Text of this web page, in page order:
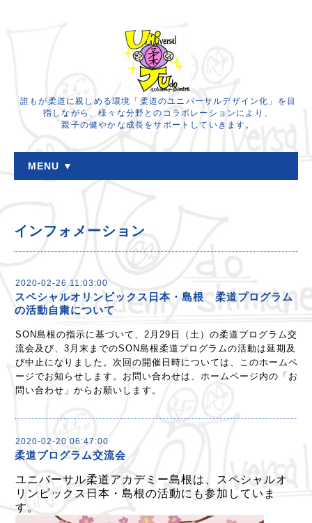
誰もが柔道に親しめる環境「柔道のユニバーサルデザイン化」を目
指しながら、様々な分野とのコラボレーションにより、
親子の健やかな成長をサポートしていきます。
MENU ▼
インフォメーション
2020-02-26 11:03:00
スペシャルオリンピックス日本・島根 柔道プログラム
の活動自粛について
SON島根の指示に基づいて、2月29日（土）の柔道プログラム交
流会及び、3月末までのSON島根柔道プログラムの活動は延期及
び中止になりました。次回の開催日時については、このホームペ
ージでお知らせします。お問い合わせは、ホームページ内の「お
問い合わせ」からお願いします。
2020-02-20 06:47:00
柔道プログラム交流会
ユニバーサル柔道アカデミー島根は、スペシャルオ
リンピックス日本・島根の活動にも参加していま
す。